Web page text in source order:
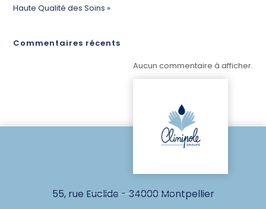
Haute Qualité des Soins »
Commentaires récents
Aucun commentaire à afficher.
55, rue Euclide - 34000 Montpellier